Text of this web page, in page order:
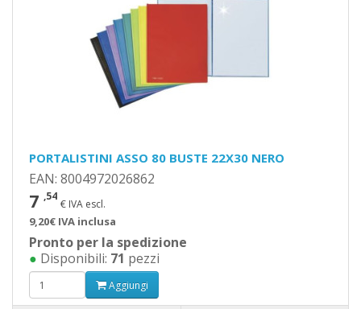
PORTALISTINI ASSO 80 BUSTE 22X30 NERO
EAN: 8004972026862
7 ,54
€ IVA escl.
9,20€ IVA inclusa
Pronto per la spedizione
● Disponibili: 71 pezzi
Aggiungi